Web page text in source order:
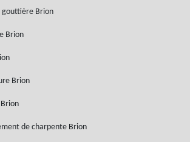
gouttière Brion
Brion
Brion
de charpente Brion